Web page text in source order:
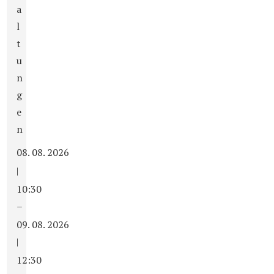
a
l
t
u
n
g
e
n
08. 08. 2026
|
10:30
–
09. 08. 2026
|
12:30